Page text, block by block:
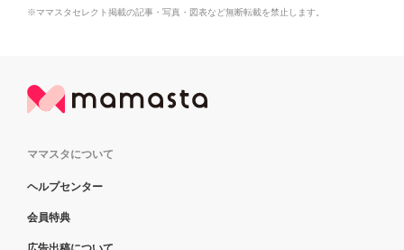
※ママスタセレクト掲載の記事・写真・図表など無断転載を禁止します。
ママスタについて
ヘルプセンター
会員特典